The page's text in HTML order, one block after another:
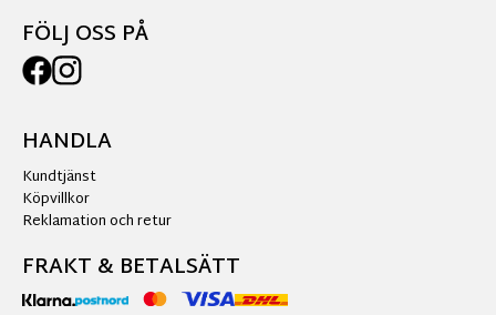
FÖLJ OSS PÅ
HANDLA
Kundtjänst
Köpvillkor
Reklamation och retur
FRAKT & BETALSÄTT